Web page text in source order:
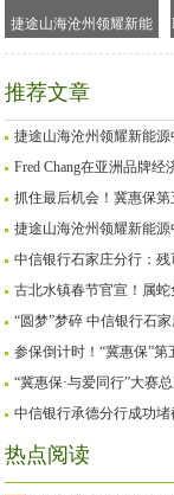
捷途山海沧州领耀新能
源中心正式开业！！
推荐文章
捷途山海沧州领耀新能源
Fred Chang在亚洲品牌
抓住最后机会！冀惠保第
捷途山海沧州领耀新能源
中信银行石家庄分行：
古北水镇春节官宣！属蛇
“圆梦”梦碎 中信银行石
参保倒计时！“冀惠保”第
“冀惠保·与爱同行”大赛
中信银行承德分行成功
热点阅读